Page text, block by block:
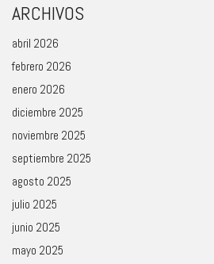
ARCHIVOS
abril 2026
febrero 2026
enero 2026
diciembre 2025
noviembre 2025
septiembre 2025
agosto 2025
julio 2025
junio 2025
mayo 2025